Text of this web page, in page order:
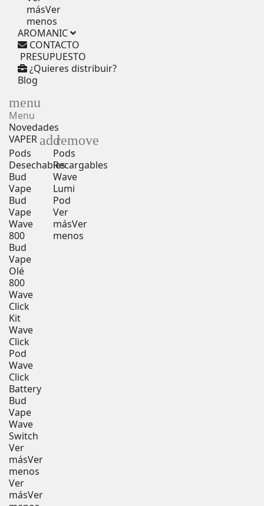
másVer
menos
AROMANIC
CONTACTO
PRESUPUESTO
¿Quieres distribuir?
Blog
menu
Menu
Novedades
VAPER addremove
Pods
Desechables
Bud
Vape
Bud
Vape
Wave
800
Bud
Vape
Olé
800
Wave
Click
Kit
Wave
Click
Pod
Wave
Click
Battery
Bud
Vape
Wave
Switch
Ver
másVer
menos
Ver
másVer
Pods
Recargables
Wave
Lumi
Pod
Ver
másVer
menos